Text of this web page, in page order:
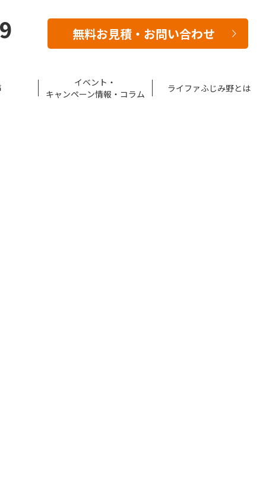
無料お見積・お問い合わせ
イベント・
キャンペーン情報・コラム
ライファふじみ野とは